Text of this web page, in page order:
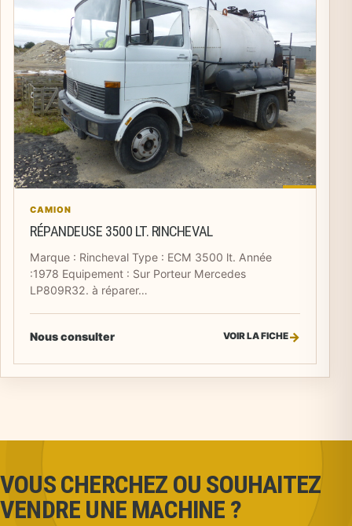
CAMION
RÉPANDEUSE 3500 LT. RINCHEVAL
Marque : Rincheval Type : ECM 3500 lt. Année
:1978 Equipement : Sur Porteur Mercedes
LP809R32. à réparer…
Nous consulter VOIR LA FICHE
VOUS CHERCHEZ OU SOUHAITEZ
VENDRE UNE MACHINE ?